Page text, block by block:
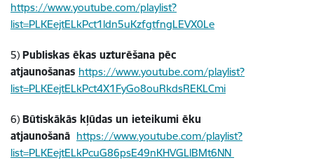
https://www.youtube.com/playlist?
list=PLKEejtELkPct1ldn5uKzfgtfngLEVX0Le
5) Publiskas ēkas uzturēšana pēc
atjaunošanas https://www.youtube.com/playlist?
list=PLKEejtELkPct4X1FyGo8ouRkdsREKLCmi
6) Būtiskākās kļūdas un ieteikumi ēku
atjaunošanā https://www.youtube.com/playlist?
list=PLKEejtELkPcuG86psE49nKHVGLlBMt6NN